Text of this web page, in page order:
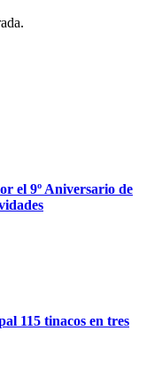
el 9º Aniversario de
115 tinacos en tres